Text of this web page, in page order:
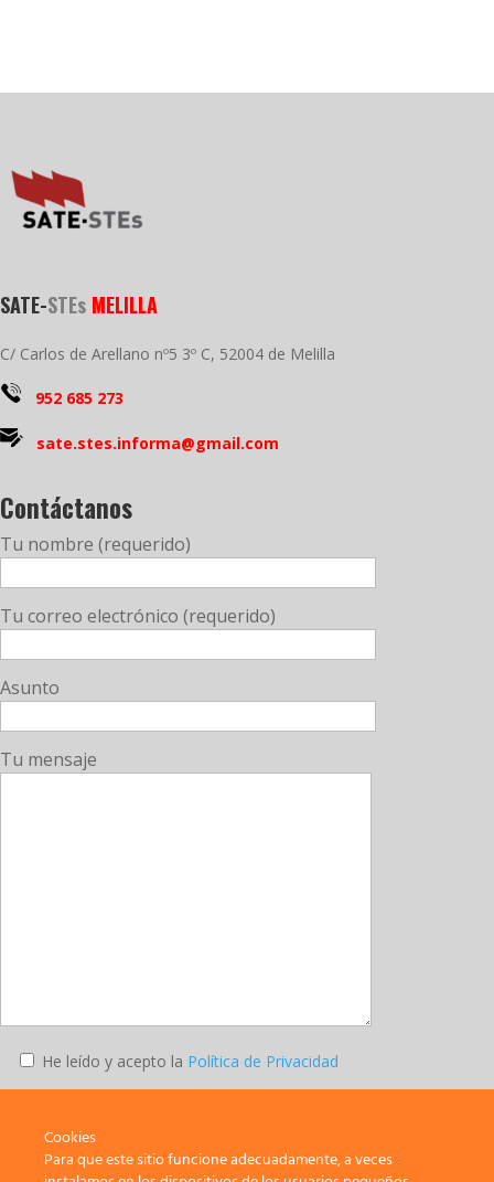
SATE-STEs MELILLA
C/ Carlos de Arellano nº5 3º C, 52004 de Melilla
952 685 273
sate.stes.informa@gmail.com
Contáctanos
Tu nombre (requerido)
Tu correo electrónico (requerido)
Asunto
Tu mensaje
He leído y acepto la Política de Privacidad
Cookies
Para que este sitio funcione adecuadamente, a veces